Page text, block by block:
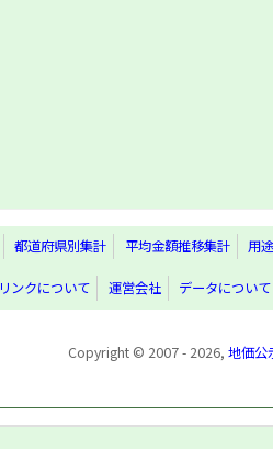
都道府県別集計 平均金額推移集計 用
リンクについて 運営会社 データについて
Copyright © 2007 - 2026, 地価公